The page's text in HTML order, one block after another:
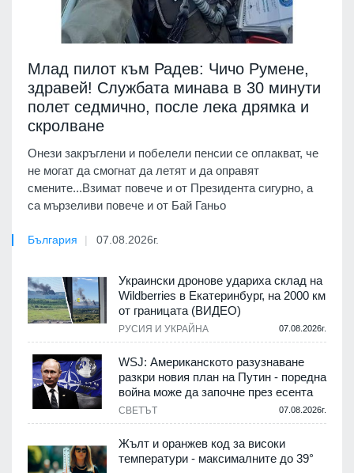
Млад пилот към Радев: Чичо Румене,
здравей! Службата минава в 30 минути
полет седмично, после лека дрямка и
скролване
Онези закръглени и побелели пенсии се оплакват, че
не могат да смогнат да летят и да оправят
смените...Взимат повече и от Президента сигурно, а
са мързеливи повече и от Бай Ганьо
България 07.08.2026г.
Украински дронове удариха склад на
Wildberries в Екатеринбург, на 2000 км
от границата (ВИДЕО)
РУСИЯ И УКРАЙНА 07.08.2026г.
WSJ: Американското разузнаване
разкри новия план на Путин - поредна
война може да започне през есента
СВЕТЪТ 07.08.2026г.
Жълт и оранжев код за високи
температури - максималните до 39°